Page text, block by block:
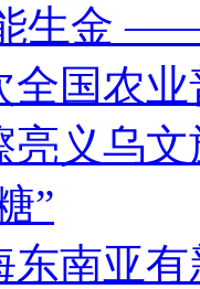
生金
全国农
亮义乌
”
东南亚